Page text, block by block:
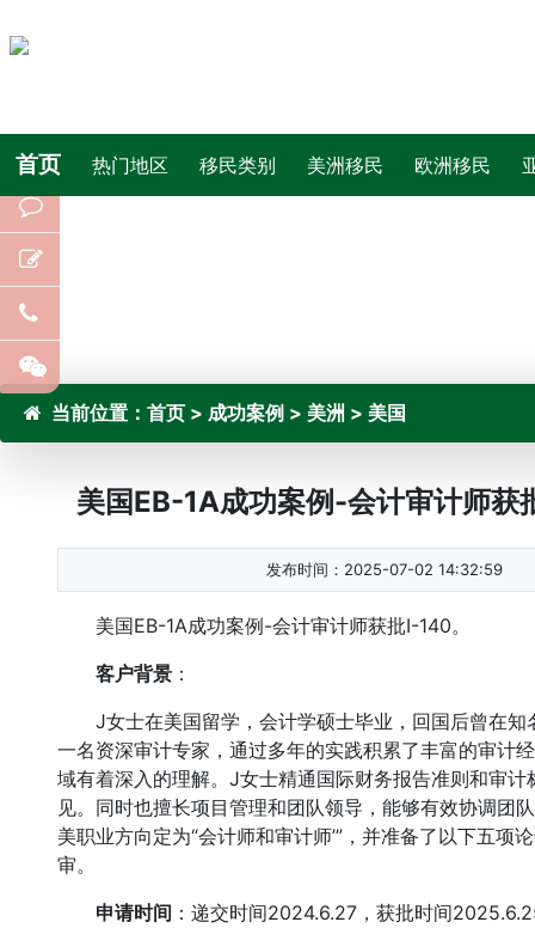
首页 热门地区 移民类别 美洲移民 欧洲移民
当前位置： 首页 > 成功案例 > 美洲 > 美国
美国EB-1A成功案例-会计审计师获
发布时间：2025-07-02 14:32:59
美国EB-1A成功案例-会计审计师获批I-140。
客户背景 ：
J女士在美国留学，会计学硕士毕业，回国后曾在知
一名资深审计专家，通过多年的实践积累了丰富的审计
域有着深入的理解。J女士精通国际财务报告准则和审
见。同时也擅长项目管理和团队领导，能够有效协调团
美职业方向定为“会计师和审计师’”，并准备了以下五
审。
申请时间 ： 递交时间2024.6.27， 获批时间